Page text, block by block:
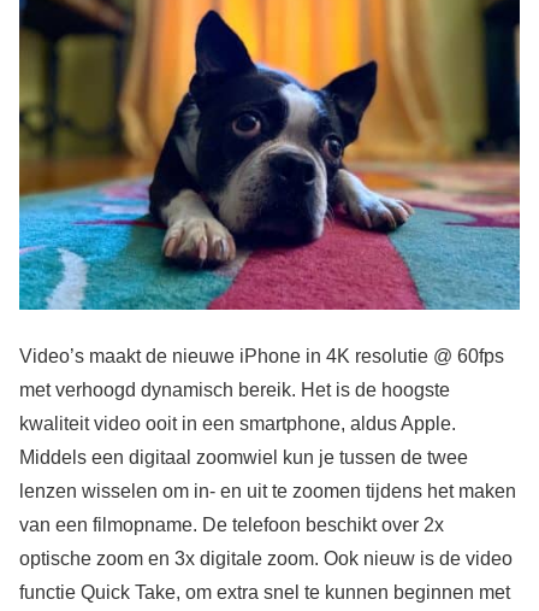
Video’s maakt de nieuwe iPhone in 4K resolutie @ 60fps
met verhoogd dynamisch bereik. Het is de hoogste
kwaliteit video ooit in een smartphone, aldus Apple.
Middels een digitaal zoomwiel kun je tussen de twee
lenzen wisselen om in- en uit te zoomen tijdens het maken
van een filmopname. De telefoon beschikt over 2x
optische zoom en 3x digitale zoom. Ook nieuw is de video
functie Quick Take, om extra snel te kunnen beginnen met